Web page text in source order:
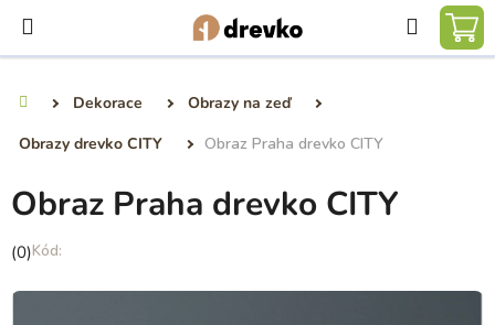
obsah
Hledat
Dekorace
Obrazy na zeď
Obrazy drevko CITY
Obraz Praha drevko CITY
Obraz Praha drevko CITY
Průměrné
produktu
(0)